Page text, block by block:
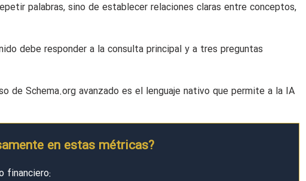
palabras, sino de establecer relaciones claras entre conceptos,
debe responder a la consulta principal y a tres preguntas
de Schema.org avanzado es el lenguaje nativo que permite a la IA
en estas métricas?
financiero: